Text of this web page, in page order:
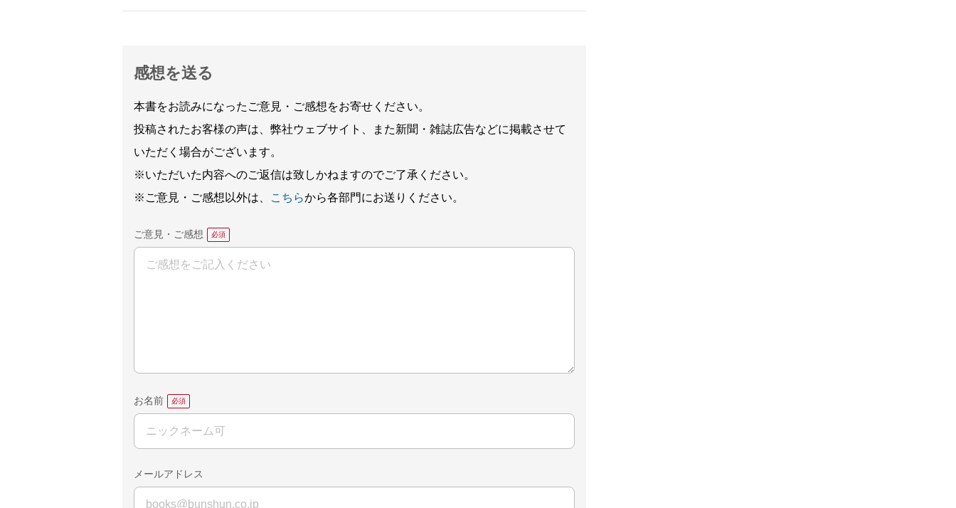
感想を送る
本書をお読みになったご意見・ご感想をお寄せください。
投稿されたお客様の声は、弊社ウェブサイト、また新聞・雑誌広告などに掲載させて
いただく場合がございます。
※いただいた内容へのご返信は致しかねますのでご了承ください。
※ご意見・ご感想以外は、
こちらから各部門にお送りください。
ご意見・ご感想
お名前
メールアドレス